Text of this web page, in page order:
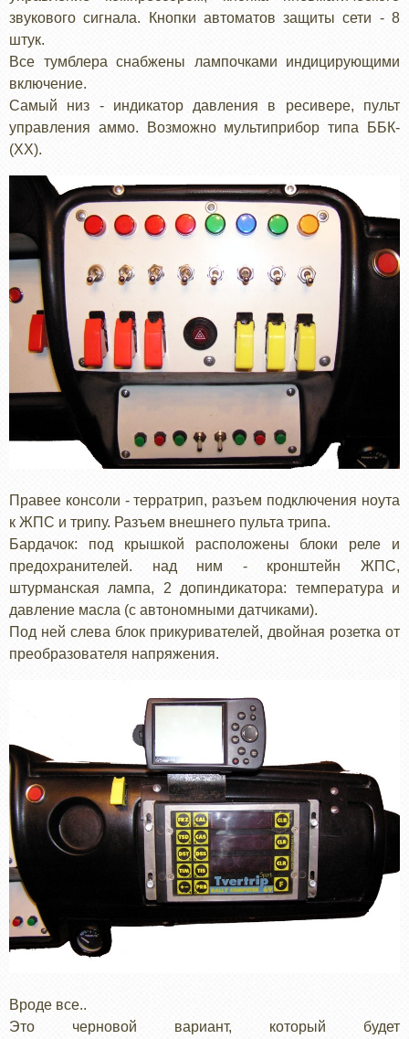
звукового сигнала. Кнопки автоматов защиты сети - 8
штук.
Все тумблера снабжены лампочками индицирующими
включение.
Самый низ - индикатор давления в ресивере, пульт
управления аммо. Возможно мультиприбор типа ББК-
(ХХ).
Правее консоли - терратрип, разъем подключения ноута
к ЖПС и трипу. Разъем внешнего пульта трипа.
Бардачок: под крышкой расположены блоки реле и
предохранителей. над ним - кронштейн ЖПС,
штурманская лампа, 2 допиндикатора: температура и
давление масла (с автономными датчиками).
Под ней слева блок прикуривателей, двойная розетка от
преобразователя напряжения.
Вроде все..
Это черновой вариант, который будет